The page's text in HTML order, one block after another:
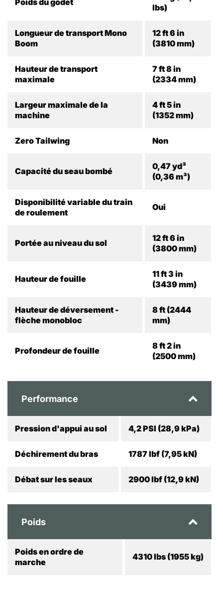
Poids du godet
lbs)
Longueur de transport Mono
Boom
12 ft 6 in
(3810 mm)
Hauteur de transport
maximale
7 ft 8 in
(2334 mm)
Largeur maximale de la
machine
4 ft 5 in
(1352 mm)
Zero Tailwing Non
Capacité du seau bombé
0,47 yd³
(0,36 m³)
Disponibilité variable du train
de roulement
Oui
Portée au niveau du sol
12 ft 6 in
(3800 mm)
Hauteur de fouille
11 ft 3 in
(3439 mm)
Hauteur de déversement -
flèche monobloc
8 ft (2444
mm)
Profondeur de fouille
8 ft 2 in
(2500 mm)
Performance
Pression d'appui au sol 4,2 PSI (28,9 kPa)
Déchirement du bras 1787 lbf (7,95 kN)
Débat sur les seaux 2900 lbf (12,9 kN)
Poids
Poids en ordre de
marche
4310 lbs (1955 kg)